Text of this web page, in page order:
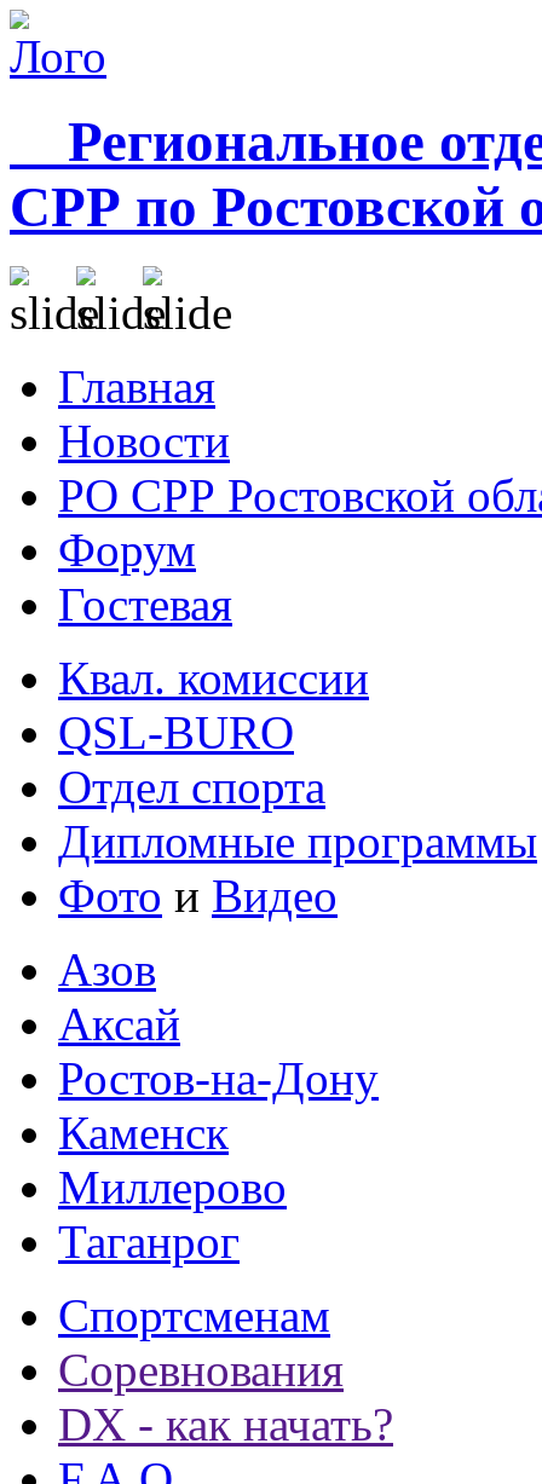
Региональное
СРР по Ростовской
Главная
Новости
РО СРР Ростовской
Форум
Гостевая
Квал. комиссии
QSL-BURO
Отдел спорта
Дипломные программы
Фото и Видео
Азов
Аксай
Ростов-на-Дону
Каменск
Миллерово
Таганрог
Спортсменам
Соревнования
DX - как начать?